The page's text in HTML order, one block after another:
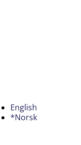
English
*Norsk